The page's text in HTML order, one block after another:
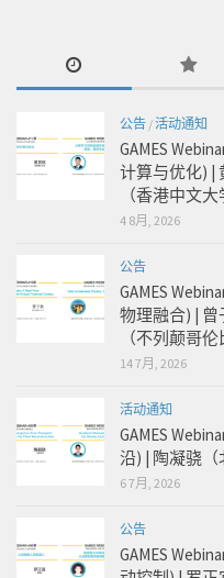
公告 /活动通知
GAMES
计算与优化) |
（香港中文大
4 8月, 2026
公告
GAMES
物理融合) |
（不列颠哥伦
14 7月, 2026
活动通知
GAMES
沿) | 陶凝骁（
6 7月, 2026
公告
GAMES